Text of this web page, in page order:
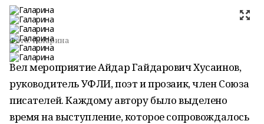
Фото: Галарина
Вел мероприятие Айдар Гайдарович Хусаинов,
руководитель УФЛИ, поэт и прозаик, член Союза
писателей. Каждому автору было выделено
время на выступление, которое сопровождалось